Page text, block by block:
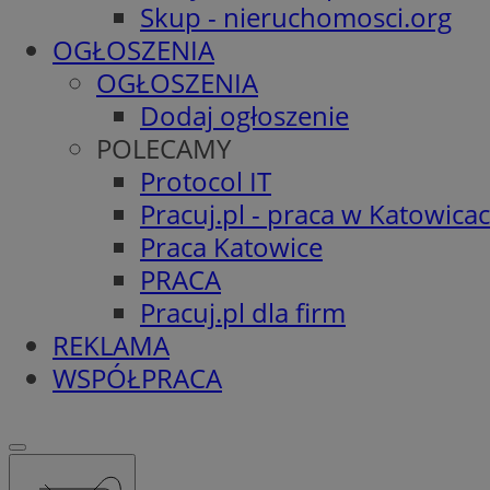
Skup - nieruchomosci.org
OGŁOSZENIA
OGŁOSZENIA
Dodaj ogłoszenie
POLECAMY
Protocol IT
Pracuj.pl - praca w
Praca Katowice
PRACA
Pracuj.pl dla firm
REKLAMA
WSPÓŁPRACA